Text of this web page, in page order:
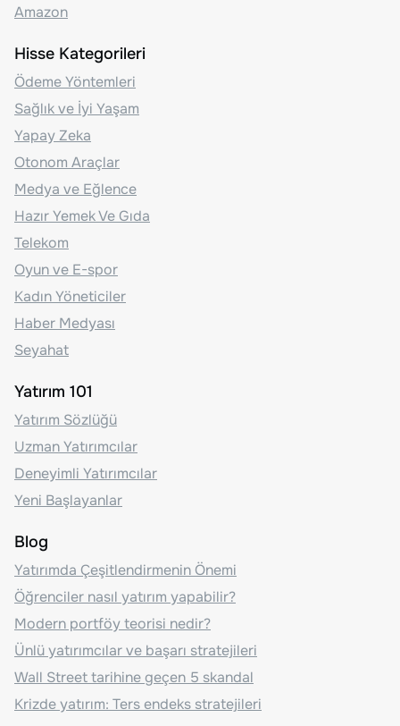
Amazon
Hisse Kategorileri
Ödeme Yöntemleri
Sağlık ve İyi Yaşam
Yapay Zeka
Otonom Araçlar
Medya ve Eğlence
Hazır Yemek Ve Gıda
Telekom
Oyun ve E-spor
Kadın Yöneticiler
Haber Medyası
Seyahat
Yatırım 101
Yatırım Sözlüğü
Uzman Yatırımcılar
Deneyimli Yatırımcılar
Yeni Başlayanlar
Blog
Yatırımda Çeşitlendirmenin Önemi
Öğrenciler nasıl yatırım yapabilir?
Modern portföy teorisi nedir?
Ünlü yatırımcılar ve başarı stratejileri
Wall Street tarihine geçen 5 skandal
Krizde yatırım: Ters endeks stratejileri